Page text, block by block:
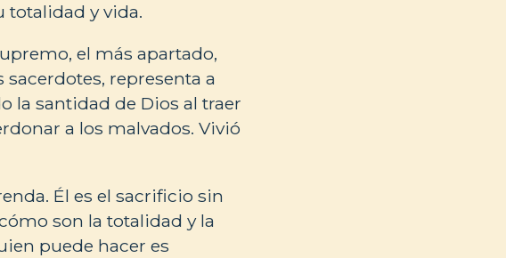
totalidad y vida.
el más apartado,
representa a
la santidad de Dios al traer
a los malvados. Vivió
Él es el sacrificio sin
son la totalidad y la
puede hacer es